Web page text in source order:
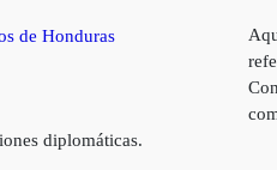
diplomáticas.